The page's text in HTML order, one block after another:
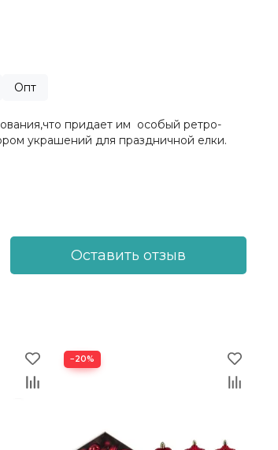
Опт
придает им особый ретро-
украшений для праздничной елки.
Оставить отзыв
−20%